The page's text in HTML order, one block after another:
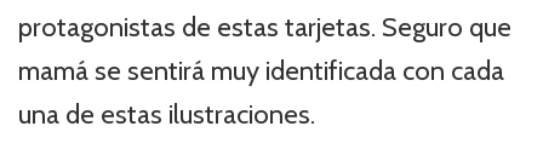
protagonistas de estas tarjetas. Seguro que
mamá se sentirá muy identificada con cada
una de estas ilustraciones.